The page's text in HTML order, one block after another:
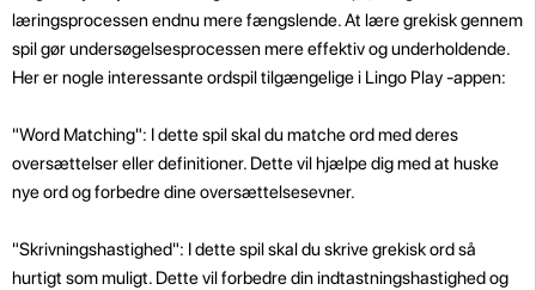
læringsprocessen endnu mere fængslende. At lære grekisk gennem
spil gør undersøgelsesprocessen mere effektiv og underholdende.
Her er nogle interessante ordspil tilgængelige i Lingo Play -appen:
"Word Matching": I dette spil skal du matche ord med deres
oversættelser eller definitioner. Dette vil hjælpe dig med at huske
nye ord og forbedre dine oversættelsesevner.
"Skrivningshastighed": I dette spil skal du skrive grekisk ord så
hurtigt som muligt. Dette vil forbedre din indtastningshastighed og